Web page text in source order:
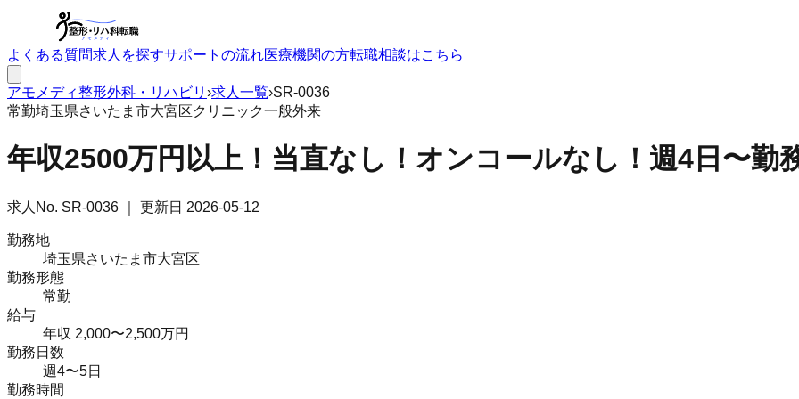
よくある質問求人を探すサポートの流れ医療機関の方転職相談はこちら
アモメディ整形外科・リハビリ ›求人一覧›SR-0036
常勤埼玉県さいたま市大宮区クリニック一般外来
年収2500万円以上！当直なし！オンコールなし！週4日〜勤
求人No. SR-0036 ｜ 更新日 2026-05-12
勤務地
埼玉県さいたま市大宮区
勤務形態
常勤
給与
年収 2,000〜2,500万円
勤務日数
週4〜5日
勤務時間